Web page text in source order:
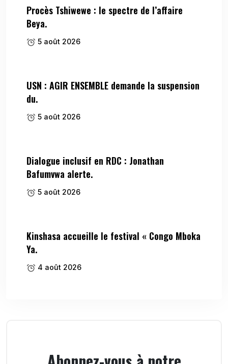
Procès Tshiwewe : le spectre de l’affaire
Beya.
5 août 2026
USN : AGIR ENSEMBLE demande la suspension
du.
5 août 2026
Dialogue inclusif en RDC : Jonathan
Bafumvwa alerte.
5 août 2026
Kinshasa accueille le festival « Congo Mboka
Ya.
4 août 2026